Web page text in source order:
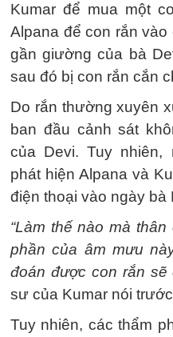
Kumar để mua một
Alpana để con rắn
gần giường của bà
sau đó bị con rắn cắn
Do rắn thường xuyên
ban đầu cảnh sát
của Devi. Tuy nhiên,
phát hiện Alpana và
điện thoại vào ngày bà
“Làm thế nào mà
phần của âm mưu
đoán được con rắn sẽ
sư của Kumar nói
Tuy nhiên, các thẩm